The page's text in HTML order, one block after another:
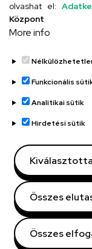
UD
Adatvédelem
Régi oldal
Technikai
olvashat el:
Központ
More info
Funkcionális
Analitikai sütik
Hirdetési sütik
Összes
Összes